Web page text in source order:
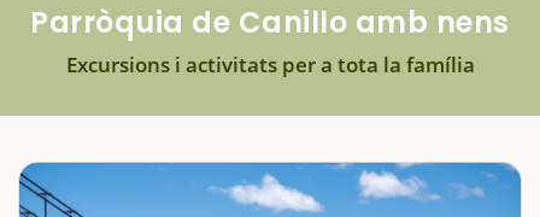
Parròquia de Canillo amb nens
Excursions i activitats per a tota la família